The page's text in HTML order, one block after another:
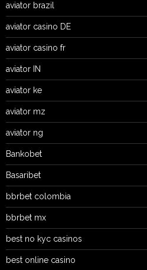
aviator brazil
aviator casino DE
aviator casino fr
aviator IN
aviator ke
aviator mz
aviator ng
Bankobet
Basaribet
bbrbet colombia
bbrbet mx
best no kyc casinos
best online casino